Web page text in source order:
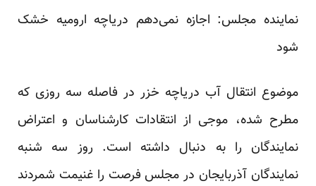
نماینده مجلس: اجازه نمی‌​دهم دریاچه ارومیه خشک
شود
موضوع انتقال آب دریاچه خزر در فاصله سه روزی که
مطرح شده، موجی از انتقادات کار‌شناسان و اعتراض
نمایندگان را به دنبال داشته است. روز سه شنبه
نمایندگان آذربایجان در مجلس فرصت را غنیمت شمردند